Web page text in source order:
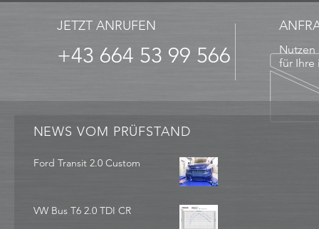
JETZT ANRUFEN
+43 664 53 99 566
Nutzen
für
NEWS VOM PRÜFSTAND
Ford Transit 2.0 Custom
VW Bus T6 2.0 TDI CR